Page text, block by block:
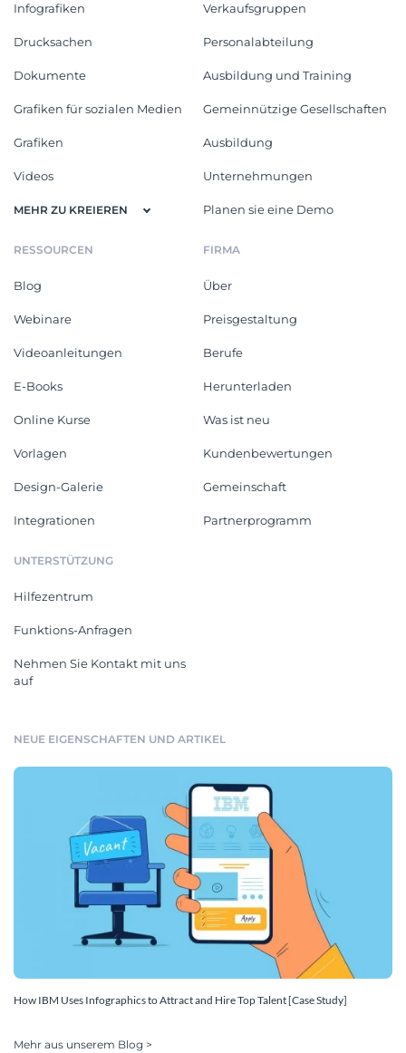
Infografiken
Drucksachen
Dokumente
Grafiken für sozialen Medien
Grafiken
Videos
MEHR ZU KREIEREN
Verkaufsgruppen
Personalabteilung
Ausbildung und Training
Gemeinnützige Gesellschaften
Ausbildung
Unternehmungen
Planen sie eine Demo
RESSOURCEN
Blog
Webinare
Videoanleitungen
E-Books
Online Kurse
Vorlagen
Design-Galerie
Integrationen
FIRMA
Über
Preisgestaltung
Berufe
Herunterladen
Was ist neu
Kundenbewertungen
Gemeinschaft
Partnerprogramm
UNTERSTÜTZUNG
Hilfezentrum
Funktions-Anfragen
Nehmen Sie Kontakt mit uns
auf
NEUE EIGENSCHAFTEN UND ARTIKEL
How IBM Uses Infographics to Attract and Hire Top Talent [Case Study]
Mehr aus unserem Blog >